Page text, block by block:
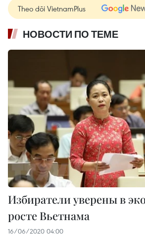
Theo dõi VietnamPlus
НОВОСТИ ПО ТЕМЕ
Избиратели уверены в
росте Вьетнама
16/06/2020 04:00